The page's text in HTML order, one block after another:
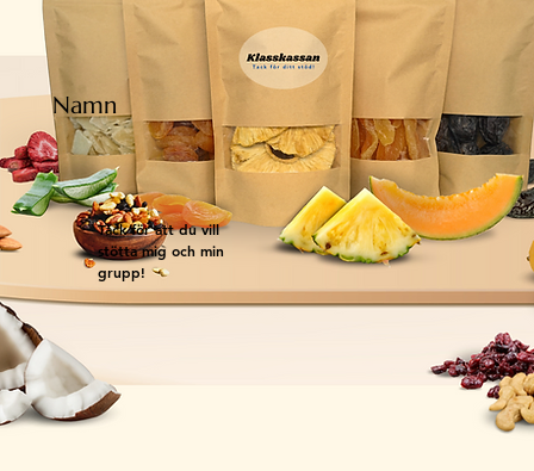
Tack för att du vill
stötta mig och min
grupp!
Namn